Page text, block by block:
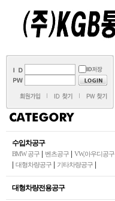
수입차공구
BMW 공구 벤츠공구 VW,아우디공구
대형차량공구 기타차량공구
대형차량전용공구